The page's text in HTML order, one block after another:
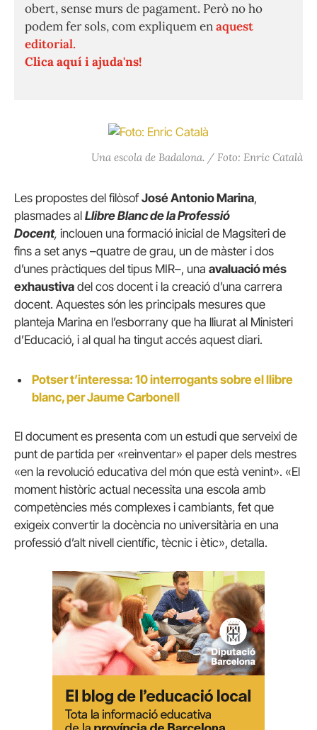
obert, sense murs de pagament. Però no ho
podem fer sols, com expliquem enaquest
editorial.
Clica aquí i ajuda'ns!
Una escola de Badalona. / Foto: Enric Català
Les propostes del filòsofJosé Antonio Marina,
plasmades al Llibre Blanc de la Professió
Docent, inclouen una formació inicial de Magsiteri de
fins a set anys –quatre de grau, un de màster i dos
d’unes pràctiques del tipus MIR–, una avaluació més
exhaustiva del cos docent i la creació d’una carrera
docent. Aquestes són les principals mesures que
planteja Marina en l’esborrany que ha lliurat al Ministeri
d’Educació, i al qual ha tingut accés aquest diari.
Potser t’interessa: 10 interrogants sobre el llibre
blanc, per Jaume Carbonell
El document es presenta com un estudi que serveixi de
punt de partida per «reinventar» el paper dels mestres
«en la revolució educativa del món que està venint». «El
moment històric actual necessita una escola amb
competències més complexes i cambiants, fet que
exigeix convertir la docència no universitària en una
professió d’alt nivell científic, tècnic i ètic», detalla.